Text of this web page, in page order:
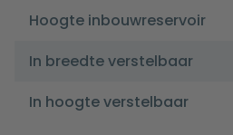
Hoogte inbouwreservoir
In breedte verstelbaar
In hoogte verstelbaar